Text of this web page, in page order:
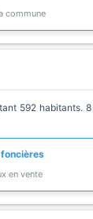
commune
592
en vente